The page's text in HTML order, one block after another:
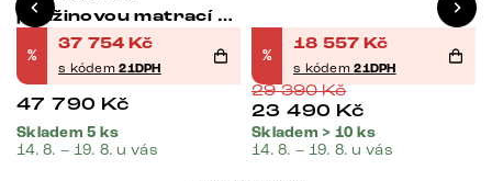
pružinovou matrací a
visco topperem
%
37 754 Kč
s kódem21DPH
47 790 Kč
Skladem 5 ks
14. 8. – 19. 8. u vás
%
18 557 Kč
s kódem21DPH
29 390Kč
23 490 Kč
Skladem > 10 ks
14. 8. – 19. 8. u vás